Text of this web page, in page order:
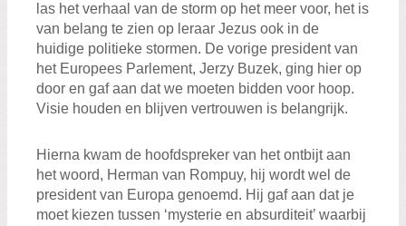
las het verhaal van de storm op het meer voor, het is
van belang te zien op leraar Jezus ook in de
huidige politieke stormen. De vorige president van
het Europees Parlement, Jerzy Buzek, ging hier op
door en gaf aan dat we moeten bidden voor hoop.
Visie houden en blijven vertrouwen is belangrijk.
Hierna kwam de hoofdspreker van het ontbijt aan
het woord, Herman van Rompuy, hij wordt wel de
president van Europa genoemd. Hij gaf aan dat je
moet kiezen tussen ‘mysterie en absurditeit’ waarbij